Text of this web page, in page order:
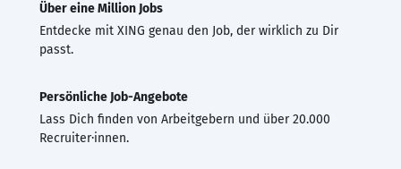
Über eine Million Jobs
Entdecke mit XING genau den Job, der wirklich zu Dir
passt.
Persönliche Job-Angebote
Lass Dich finden von Arbeitgebern und über 20.000
Recruiter·innen.